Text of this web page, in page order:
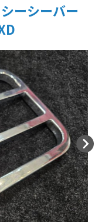
ーシーバー